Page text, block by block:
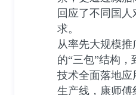
回应了不同国
求。
从率先大规模
的“三包”结构，
技术全面落地应
生产线，康师傅